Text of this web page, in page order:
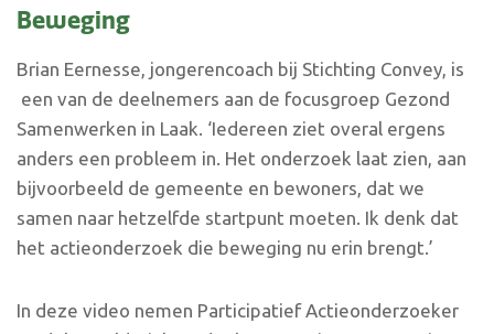
Beweging
Brian Eernesse, jongerencoach bij Stichting Convey, is
een van de deelnemers aan de focusgroep Gezond
Samenwerken in Laak. ‘Iedereen ziet overal ergens
anders een probleem in. Het onderzoek laat zien, aan
bijvoorbeeld de gemeente en bewoners, dat we
samen naar hetzelfde startpunt moeten. Ik denk dat
het actieonderzoek die beweging nu erin brengt.’
In deze video nemen Participatief Actieonderzoeker